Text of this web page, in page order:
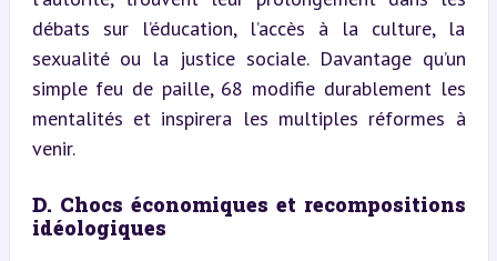
débats sur l’éducation, l’accès à la culture, la
sexualité ou la justice sociale. Davantage qu’un
simple feu de paille, 68 modifie durablement les
mentalités et inspirera les multiples réformes à
venir.
D. Chocs économiques et recompositions
idéologiques